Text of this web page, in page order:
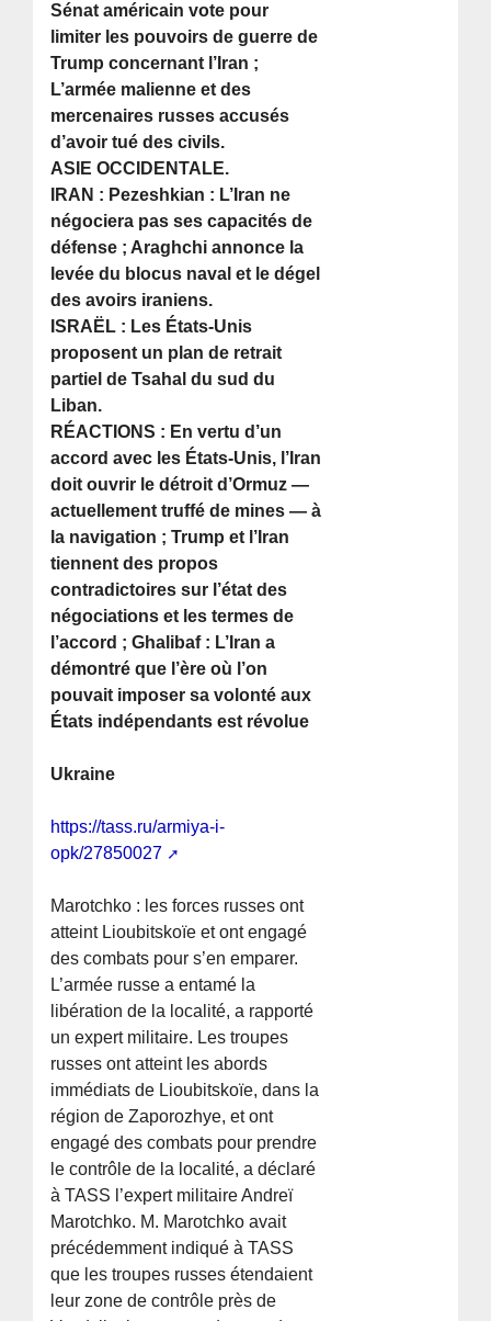
Sénat américain vote pour
limiter les pouvoirs de guerre de
Trump concernant l’Iran ;
L’armée malienne et des
mercenaires russes accusés
d’avoir tué des civils.
ASIE OCCIDENTALE.
IRAN : Pezeshkian : L’Iran ne
négociera pas ses capacités de
défense ; Araghchi annonce la
levée du blocus naval et le dégel
des avoirs iraniens.
ISRAËL : Les États-Unis
proposent un plan de retrait
partiel de Tsahal du sud du
Liban.
RÉACTIONS : En vertu d’un
accord avec les États-Unis, l’Iran
doit ouvrir le détroit d’Ormuz —
actuellement truffé de mines — à
la navigation ; Trump et l’Iran
tiennent des propos
contradictoires sur l’état des
négociations et les termes de
l’accord ; Ghalibaf : L’Iran a
démontré que l’ère où l’on
pouvait imposer sa volonté aux
États indépendants est révolue
Ukraine
https://tass.ru/armiya-i-
opk/27850027
Marotchko : les forces russes ont
atteint Lioubitskoïe et ont engagé
des combats pour s’en emparer.
L’armée russe a entamé la
libération de la localité, a rapporté
un expert militaire. Les troupes
russes ont atteint les abords
immédiats de Lioubitskoïe, dans la
région de Zaporozhye, et ont
engagé des combats pour prendre
le contrôle de la localité, a déclaré
à TASS l’expert militaire Andreï
Marotchko. M. Marotchko avait
précédemment indiqué à TASS
que les troupes russes étendaient
leur zone de contrôle près de